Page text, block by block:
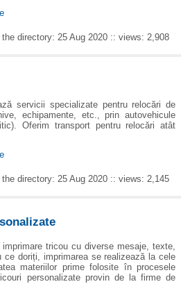
directory: 25 Aug 2020 :: views: 2,908
servicii specializate pentru relocări de
echipamente, etc., prin autovehicule
Oferim transport pentru relocări atât
directory: 25 Aug 2020 :: views: 2,145
tricou cu diverse mesaje, texte,
ce doriți, imprimarea se realizează la cele
materiilor prime folosite în procesele
personalizate provin de la firme de